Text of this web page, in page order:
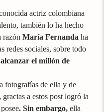
actriz colombiana
también lo ha hecho
razónMaría Fernandaha
redes sociales, sobre todo
alcanzar el millón de
fotografías de ella y de
gracias a estos post logró la
. Sin embargo,ella